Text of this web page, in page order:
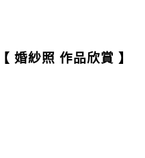
【 婚紗照 作品欣賞 】